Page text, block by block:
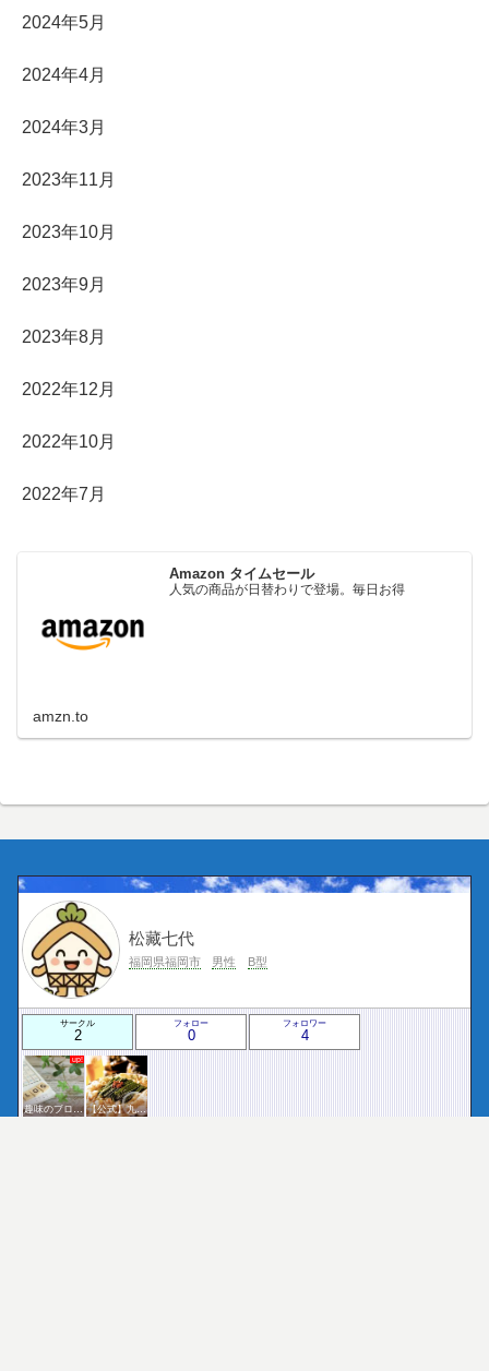
2024年5月
2024年4月
2024年3月
2023年11月
2023年10月
2023年9月
2023年8月
2022年12月
2022年10月
2022年7月
Amazon タイムセール
人気の商品が日替わりで登場。毎日お得
amzn.to
松藏七代
福岡県福岡市 男性 B型
サークル
2
フォロー
0
フォロワー
4
趣味のブログを楽しむ会 【公式】九州・沖縄サークル